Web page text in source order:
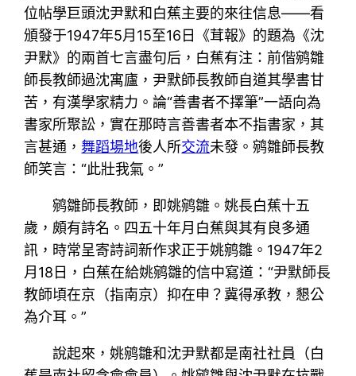
位帖學巨頭沈尹默和白蕉主要的來往信息——看
頒發于1947年5月15至16日《茸報》的題為《沈
尹默》的兩首七言盡句后，白蕉有注：前偕鹓雛
師長教師過沈寓廬，尹默師長教師自道其學書甘
苦，有漢學家精力。論“善書者不擇筆”一語向為
書家所聚訟，實在那時言善書者本不指書家，其
言甚通， 舞蹈場地後人所交流未發。鹓雛師長教
師笑言：“此壯我氣。”
鹓雛師長教師，即姚鹓雛。姚長白蕉十五
歲，頗有詩名。四五十年月白蕉與其有良多通
訊，時常呈寄詩詞新作求正于姚鹓雛。1947年2
月18日，白蕉在給姚鹓雛的信中寫道：“尹默師長
教師頃在京（指南京）抑在申？冀得承教，懇公
為介耳。”
說起來，姚鹓雛和沈尹默都是南社社員（白